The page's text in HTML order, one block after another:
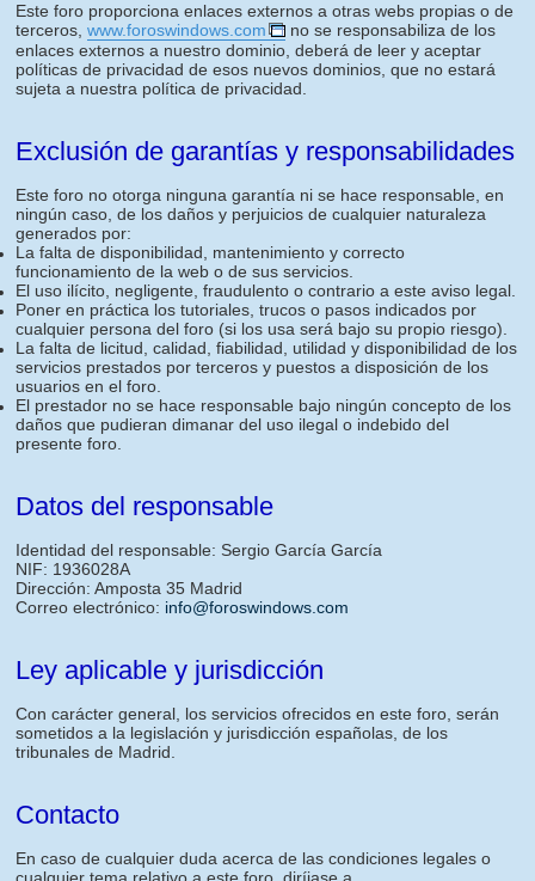
Este foro proporciona enlaces externos a otras webs propias o de
terceros, www.foroswindows.com
no se responsabiliza de los
enlaces externos a nuestro dominio, deberá de leer y aceptar
políticas de privacidad de esos nuevos dominios, que no estará
sujeta a nuestra política de privacidad.
Exclusión de garantías y responsabilidades
Este foro no otorga ninguna garantía ni se hace responsable, en
ningún caso, de los daños y perjuicios de cualquier naturaleza
generados por:
La falta de disponibilidad, mantenimiento y correcto
funcionamiento de la web o de sus servicios.
El uso ilícito, negligente, fraudulento o contrario a este aviso legal.
Poner en práctica los tutoriales, trucos o pasos indicados por
cualquier persona del foro (si los usa será bajo su propio riesgo).
La falta de licitud, calidad, fiabilidad, utilidad y disponibilidad de los
servicios prestados por terceros y puestos a disposición de los
usuarios en el foro.
El prestador no se hace responsable bajo ningún concepto de los
daños que pudieran dimanar del uso ilegal o indebido del
presente foro.
Datos del responsable
Identidad del responsable: Sergio García García
NIF: 1936028A
Dirección: Amposta 35 Madrid
Correo electrónico: info@foroswindows.com
Ley aplicable y jurisdicción
Con carácter general, los servicios ofrecidos en este foro, serán
sometidos a la legislación y jurisdicción españolas, de los
tribunales de Madrid.
Contacto
En caso de cualquier duda acerca de las condiciones legales o